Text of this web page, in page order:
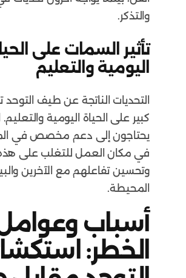
والتذكر.
تأثير السمات على
اليومية والتعليم
التحديات الناتجة عن طيف التوحد
كبير على الحياة اليومية والتعليم.
يحتاجون إلى دعم مخصص في
في مكان العمل للتغلب على هذه
وتحسين تفاعلهم مع الآخرين
المحيطة.
أسباب
الخطر: